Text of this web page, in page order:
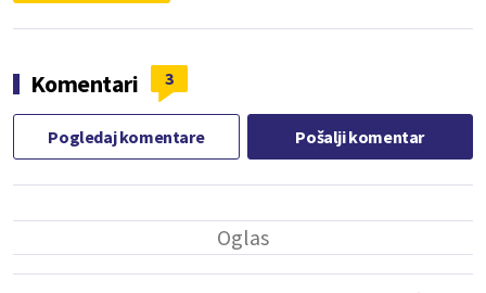
Komentari 3
Pogledaj komentare Pošalji komentar